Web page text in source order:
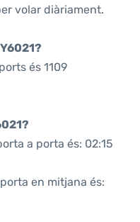
volar diàriament.
és 1109
a porta és: 02:15
en mitjana és: